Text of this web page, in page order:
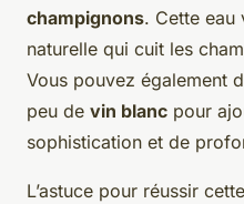
champignons. Cette eau
naturelle qui cuit les
Vous pouvez également
peu de vin blanc pour
sophistication et de
L’astuce pour réussir